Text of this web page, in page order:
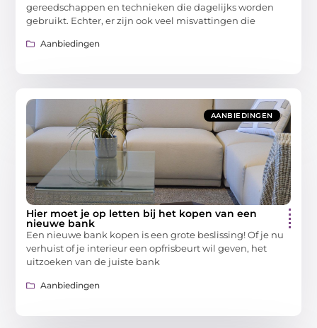
gereedschappen en technieken die dagelijks worden
gebruikt. Echter, er zijn ook veel misvattingen die
Aanbiedingen
AANBIEDINGEN
Hier moet je op letten bij het kopen van een
nieuwe bank
Een nieuwe bank kopen is een grote beslissing! Of je nu
verhuist of je interieur een opfrisbeurt wil geven, het
uitzoeken van de juiste bank
Aanbiedingen